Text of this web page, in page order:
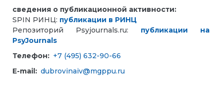
сведения о публикационной активности:
SPIN РИНЦ: публикации в РИНЦ
Репозиторий Psyjournals.ru: публикации на
PsyJournals
Телефон: +7 (495) 632-90-66
E-mail: dubrovinaiv@mgppu.ru